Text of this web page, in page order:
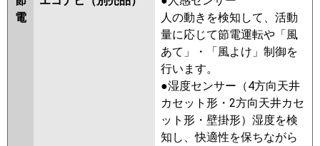
ZRMP80SGZ PDZ-ZRMP80SGY
PDZ-ZRMP80SGV PDZ-
ZRMP80SGR
RCB-GP80RGHJ8
GP80RGHJ7 RCB-GP80RGHJ6
RCB-GP80RGHJ5 RCB-
GP80RGHJ4 RCB-AP80GHJ7
RCB-GP80RGHJ3 RCB-AP80GHJ6
電
人の動きを検知して、活動
量に応じて節電運転や「風
あて」・「風よけ」制御を
行います。
●湿度センサー（4方向天井
カセット形・2方向天井カセ
ット形・壁掛形）湿度を検
知し、快適性を保ちながら